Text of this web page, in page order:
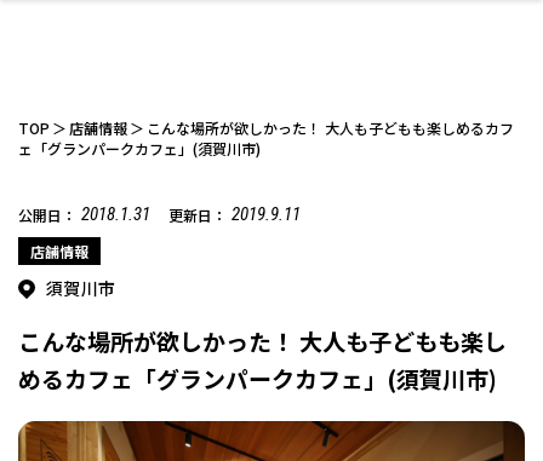
お酒
デート・友達と ひとりで アウトドア
美容アイテム エイジングケア
ファッション
スポーツ・アウト
ドア
ギフト・お土産
保険 病院・クリニック
リフォーム・リノ
ベーション
自治体インフォ
TOP 店舗情報
こんな場所が欲しかった！ 大人も子どもも楽しめるカフ
ェ「グランパークカフェ」(須賀川市)
公開日： 2018.1.31 更新日： 2019.9.11
店舗情報
須賀川市
こんな場所が欲しかった！ 大人も子どもも楽し
めるカフェ「グランパークカフェ」(須賀川市)